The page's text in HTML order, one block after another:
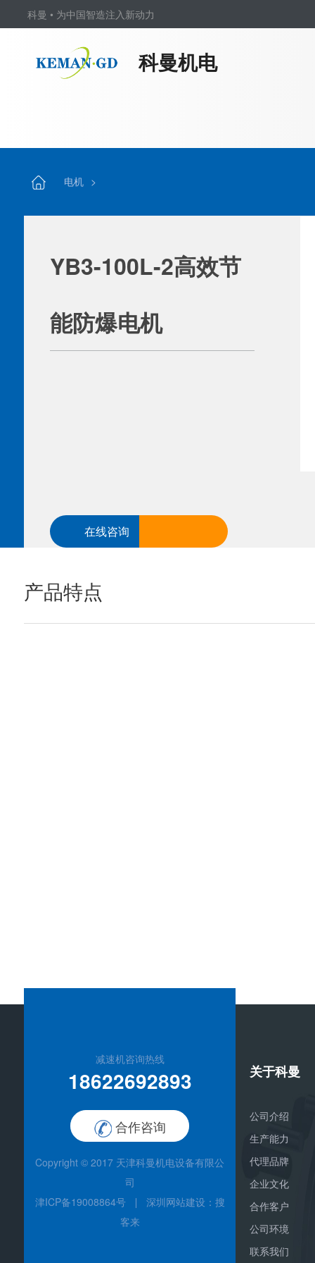
科曼 • 为中国智造注入新动力
科曼机电
电机 >
YB3-100L-2高效节
能防爆电机
在线咨询
产品特点
减速机咨询热线
18622692893
合作咨询
Copyright © 2017 天津科曼机电设备有限公
司
津ICP备19008864号
深圳网站建设 ：搜
客来
关于科曼
公司介绍
生产能力
代理品牌
企业文化
合作客户
公司环境
联系我们